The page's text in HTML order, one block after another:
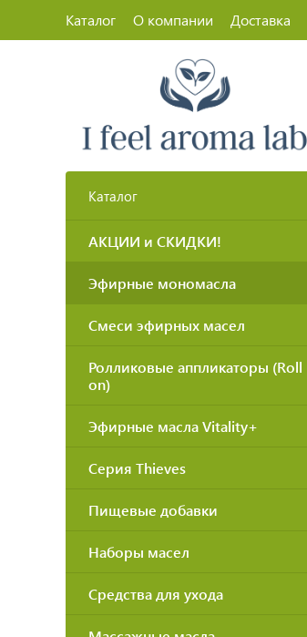
Каталог О компании Доставка
Каталог
АКЦИИ и СКИДКИ!
Эфирные мономасла
Смеси эфирных масел
Ролликовые аппликаторы (Roll
on)
Эфирные масла Vitality+
Серия Thieves
Пищевые добавки
Наборы масел
Средства для ухода